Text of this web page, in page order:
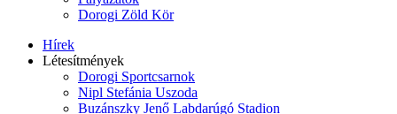
Dorogi Zöld Kör
Hírek
Létesítmények
Dorogi Sportcsarnok
Nipl Stefánia Uszoda
Buzánszky Jenő Labdarúgó Stadion